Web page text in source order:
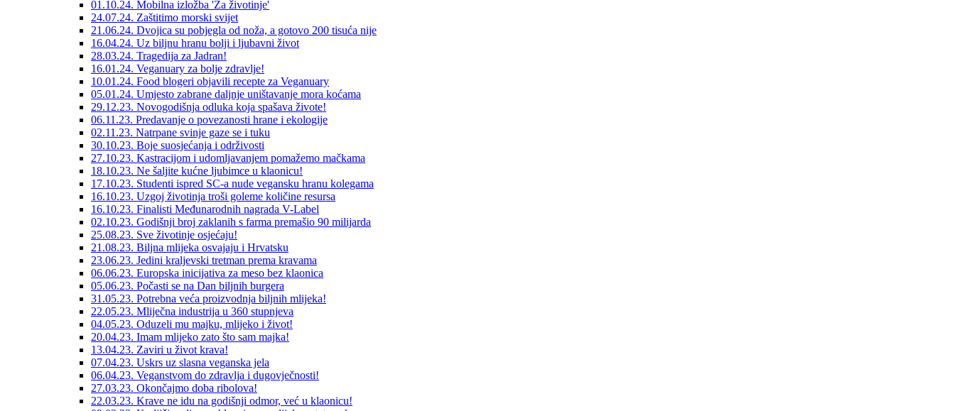
01.10.24. Mobilna izložba 'Za životinje'
24.07.24. Zaštitimo morski svijet
21.06.24. Dvojica su pobjegla od noža, a gotovo 200 tisuća nije
16.04.24. Uz biljnu hranu bolji i ljubavni život
28.03.24. Tragedija za Jadran!
16.01.24. Veganuary za bolje zdravlje!
10.01.24. Food blogeri objavili recepte za Veganuary
05.01.24. Umjesto zabrane daljnje uništavanje mora koćama
29.12.23. Novogodišnja odluka koja spašava živote!
06.11.23. Predavanje o povezanosti hrane i ekologije
02.11.23. Natrpane svinje gaze se i tuku
30.10.23. Boje suosjećanja i održivosti
27.10.23. Kastracijom i udomljavanjem pomažemo mačkama
18.10.23. Ne šaljite kućne ljubimce u klaonicu!
17.10.23. Studenti ispred SC-a nude vegansku hranu kolegama
16.10.23. Uzgoj životinja troši goleme količine resursa
16.10.23. Finalisti Međunarodnih nagrada V-Label
02.10.23. Godišnji broj zaklanih s farma premašio 90 milijarda
25.08.23. Sve životinje osjećaju!
21.08.23. Biljna mlijeka osvajaju i Hrvatsku
23.06.23. Jedini kraljevski tretman prema kravama
06.06.23. Europska inicijativa za meso bez klaonica
05.06.23. Počasti se na Dan biljnih burgera
31.05.23. Potrebna veća proizvodnja biljnih mlijeka!
22.05.23. Mliječna industrija u 360 stupnjeva
04.05.23. Oduzeli mu majku, mlijeko i život!
20.04.23. Imam mlijeko zato što sam majka!
13.04.23. Zaviri u život krava!
07.04.23. Uskrs uz slasna veganska jela
06.04.23. Veganstvom do zdravlja i dugovječnosti!
27.03.23. Okončajmo doba ribolova!
22.03.23. Krave ne idu na godišnji odmor, već u klaonicu!